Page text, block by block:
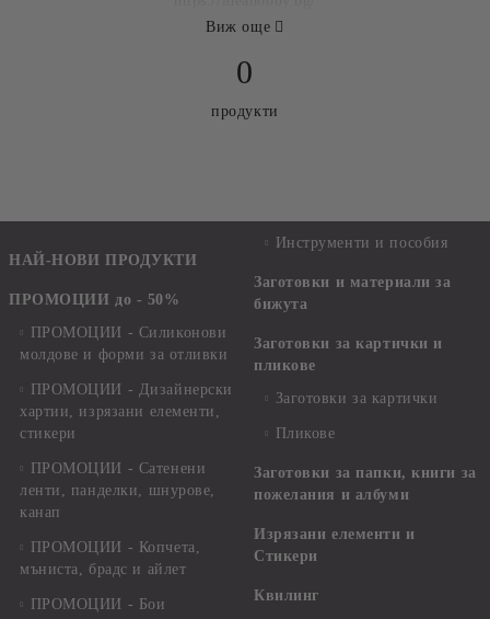
Виж още
0
продукти
НАЙ-НОВИ ПРОДУКТИ
ПРОМОЦИИ до - 50%
ПРОМОЦИИ - Силиконови
молдове и форми за отливки
ПРОМОЦИИ - Дизайнерски
хартии, изрязани елементи,
стикери
ПРОМОЦИИ - Сатенени
ленти, панделки, шнурове,
канап
ПРОМОЦИИ - Копчета,
мъниста, брадс и айлет
ПРОМОЦИИ - Бои
Инструменти и пособия
Заготовки и материали за
бижута
Заготовки за картички и
пликове
Заготовки за картички
Пликове
Заготовки за папки, книги за
пожелания и албуми
Изрязани елементи и
Стикери
Квилинг